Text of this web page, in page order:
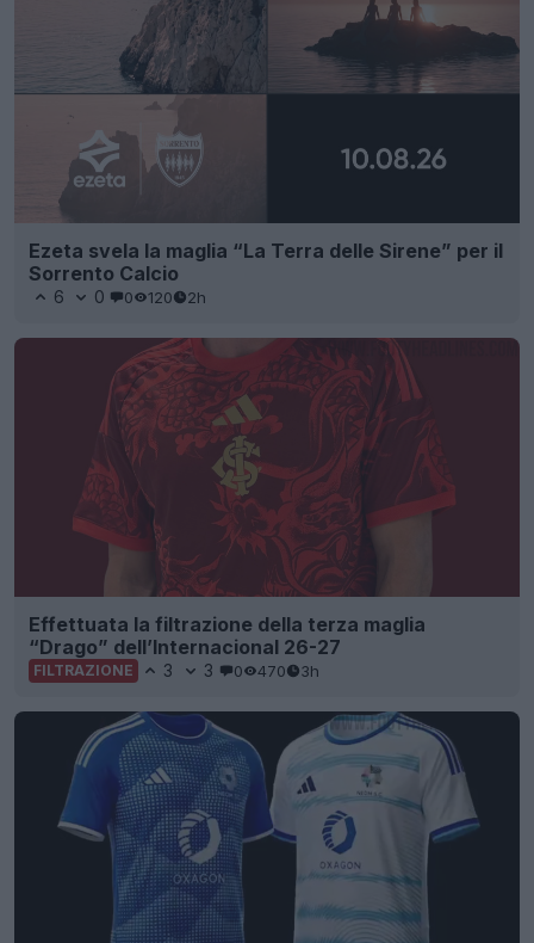
Ezeta svela la maglia “La Terra delle Sirene” per il
Sorrento Calcio
6 0 0 120 2h
Effettuata la filtrazione della terza maglia
“Drago” dell’Internacional 26-27
FILTRAZIONE 3 3 0 470 3h